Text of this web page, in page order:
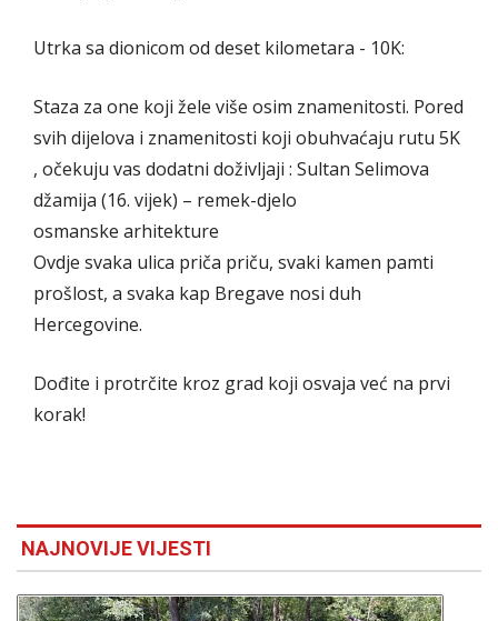
Utrka sa dionicom od deset kilometara - 10K:
Staza za one koji žele više osim znamenitosti. Pored
svih dijelova i znamenitosti koji obuhvaćaju rutu 5K
, očekuju vas dodatni doživljaji : Sultan Selimova
džamija (16. vijek) – remek-djelo
osmanske arhitekture
Ovdje svaka ulica priča priču, svaki kamen pamti
prošlost, a svaka kap Bregave nosi duh
Hercegovine.
Dođite i protrčite kroz grad koji osvaja već na prvi
korak!
NAJNOVIJE VIJESTI